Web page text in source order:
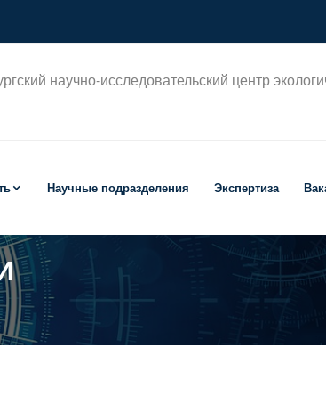
научно-исследовательский центр
Научные подразделения Экспертиза